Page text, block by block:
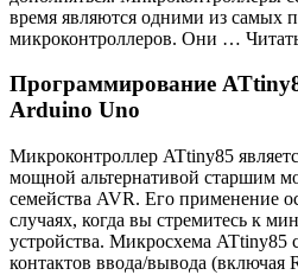
время являются одними из самых
микроконтроллеров. Они …
Программирование
Arduino Uno
Микроконтроллер ATtiny85
мощной альтернативой старшим
семейства AVR. Его применение
случаях, когда вы стремитесь к
устройства. Микросхема ATtiny85
контактов ввода/вывода